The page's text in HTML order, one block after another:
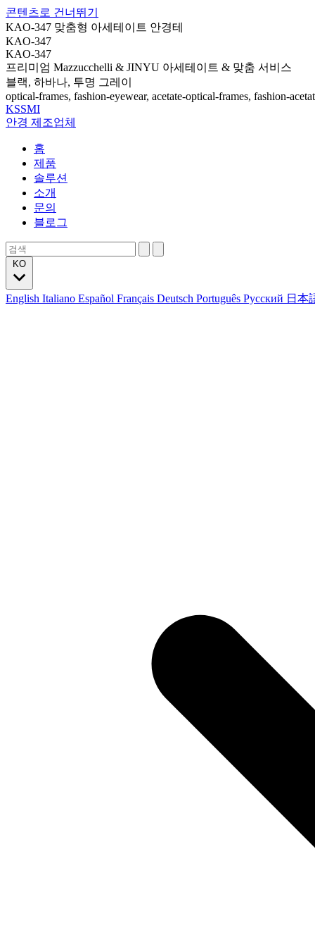
콘텐츠로 건너뛰기
KAO-347 맞춤형 아세테이트 안경테
KAO-347
KAO-347
프리미엄 Mazzucchelli & JINYU 아세테이트 & 맞춤 서비스
블랙, 하바나, 투명 그레이
optical-frames, fashion-eyewear, acetate-optical-frames, fashion-
KSSMI
안경 제조업체
홈
제품
솔루션
소개
문의
블로그
English Italiano Español Français Deutsch Português Русский 日本